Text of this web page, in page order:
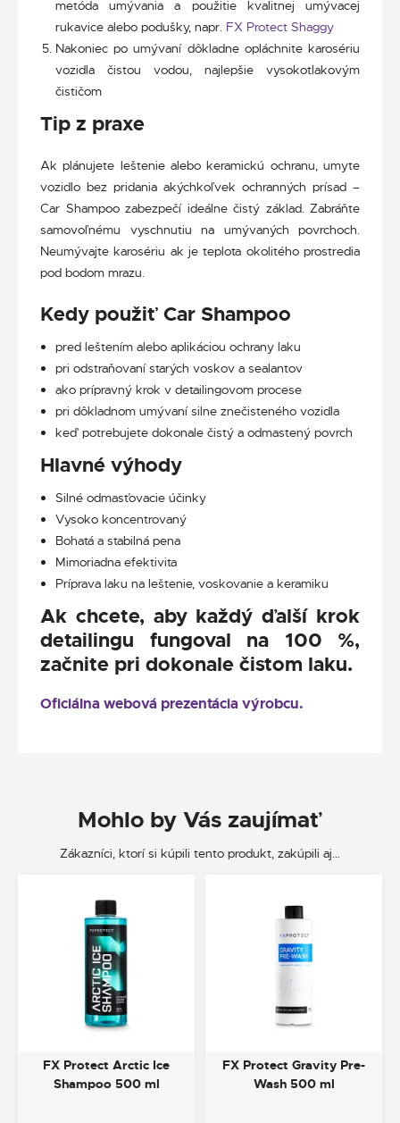
metóda umývania a použitie kvalitnej umývacej
rukavice alebo podušky, napr. FX Protect Shaggy
Nakoniec po umývaní dôkladne opláchnite karosériu
vozidla čistou vodou, najlepšie vysokotlakovým
čističom
Tip z praxe
Ak plánujete leštenie alebo keramickú ochranu, umyte
vozidlo bez pridania akýchkoľvek ochranných prísad –
Car Shampoo zabezpečí ideálne čistý základ. Zabráňte
samovoľnému vyschnutiu na umývaných povrchoch.
Neumývajte karosériu ak je teplota okolitého prostredia
pod bodom mrazu.
Kedy použiť Car Shampoo
pred leštením alebo aplikáciou ochrany laku
pri odstraňovaní starých voskov a sealantov
ako prípravný krok v detailingovom procese
pri dôkladnom umývaní silne znečisteného vozidla
keď potrebujete dokonale čistý a odmastený povrch
Hlavné výhody
Silné odmasťovacie účinky
Vysoko koncentrovaný
Bohatá a stabilná pena
Mimoriadna efektivita
Príprava laku na leštenie, voskovanie a keramiku
Ak chcete, aby každý ďalší krok
detailingu fungoval na 100 %,
začnite pri dokonale čistom laku.
Oficiálna webová prezentácia výrobcu.
Mohlo by Vás zaujímať
Zákazníci, ktorí si kúpili tento produkt, zakúpili aj…
FX Protect Arctic Ice
Shampoo 500 ml
FX Protect Gravity Pre-
Wash 500 ml